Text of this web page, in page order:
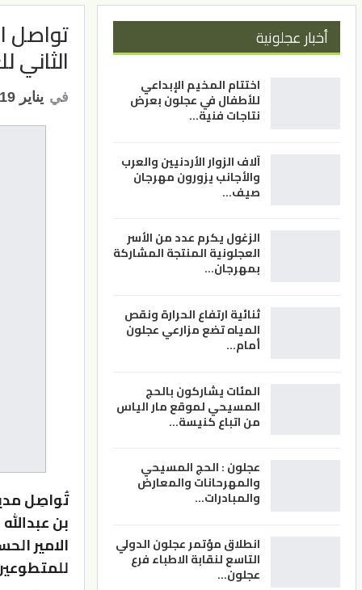
تواصل
في يناير 19, 2023
تُواصِل
بن
الامير
أخبار عجلونية
اختتام المخيم الإبداعي
للأطفال في عجلون بعرض
نتاجات فنية…
آلاف الزوار الأردنيين والعرب
والأجانب يزورون مهرجان
صيف…
الزغول يكرم عدد من الأسر
العجلونية المنتجة المشاركة
بمهرجان…
ثنائية ارتفاع الحرارة ونقص
المياه تضع مزارعي عجلون
أمام…
المئات يشاركون بالحج
المسيحي لموقع مار الياس
من اتباع كنيسة…
عجلون : الحج المسيحي
والمهرحانات والمعارض
والمبادرات…
انطلاق مؤتمر عجلون الدولي
التاسع لنقابة الاطباء فرع
عجلون…